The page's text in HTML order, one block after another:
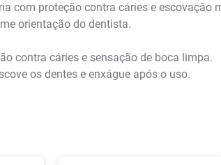
com proteção contra cáries e escovação
orientação do dentista.
contra cáries e sensação de boca limpa.
os dentes e enxágue após o uso.